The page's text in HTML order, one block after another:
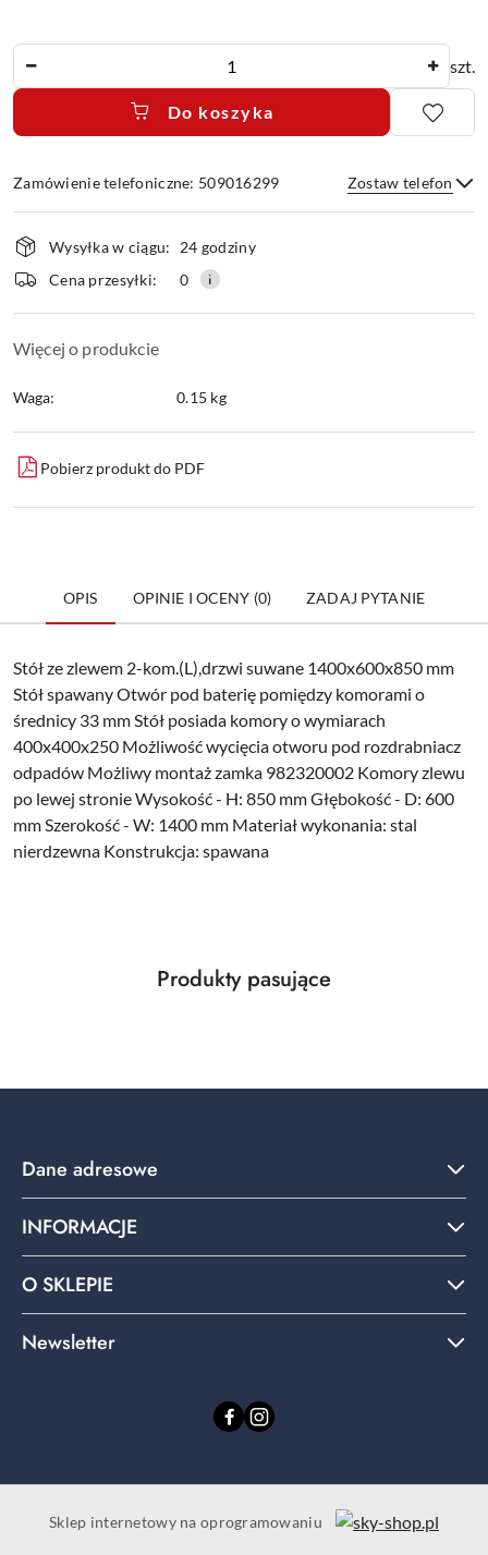
szt.
Do koszyka
Zamówienie telefoniczne: 509016299 Zostaw telefon
Wyślij
Dostępność
i
dostawa
Wysyłka w ciągu:
24 godziny
Cena przesyłki:
0
Więcej o produkcie
Waga: 0.15 kg
Pobierz produkt do PDF
OPIS OPINIE I OCENY (0) ZADAJ PYTANIE
Stół ze zlewem 2-kom.(L),drzwi suwane 1400x600x850 mm
Stół spawany Otwór pod baterię pomiędzy komorami o
średnicy 33 mm Stół posiada komory o wymiarach
400x400x250 Możliwość wycięcia otworu pod rozdrabniacz
odpadów Możliwy montaż zamka 982320002 Komory zlewu
po lewej stronie Wysokość - H: 850 mm Głębokość - D: 600
mm Szerokość - W: 1400 mm Materiał wykonania: stal
nierdzewna Konstrukcja: spawana
Pomiń karuzelę produktów
Produkty
Produkty pasujące
Dane adresowe
INFORMACJE
O SKLEPIE
Newsletter
Sklep internetowy na oprogramowaniu